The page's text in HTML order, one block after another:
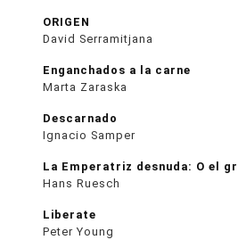
ORIGEN
David Serramitjana
Enganchados a la carne
Marta Zaraska
Descarnado
Ignacio Samper
La Emperatriz desnuda: O el
Hans Ruesch
Liberate
Peter Young